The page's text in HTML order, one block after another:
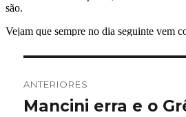
de
ANTERIORES
Post
Mancini erra e o